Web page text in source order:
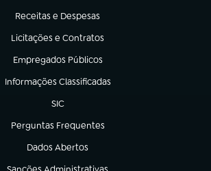
Receitas e Despesas
(abre em nova aba)
Licitações e Contratos
(abre em nova aba)
Empregados Públicos
(abre em nova aba)
Informações Classificadas
(abre em nova aba)
SIC
(abre em nova aba)
Perguntas Frequentes
(abre em nova aba)
Dados Abertos
(abre em nova aba)